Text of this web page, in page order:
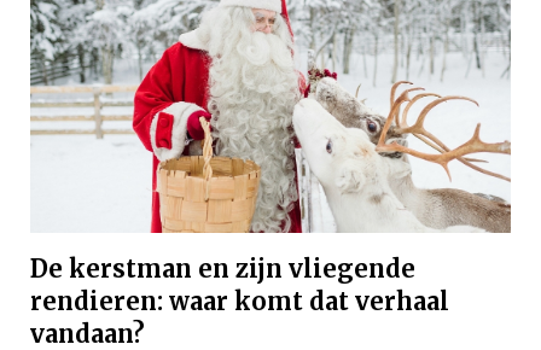
De kerstman en zijn vliegende
rendieren: waar komt dat verhaal
vandaan?